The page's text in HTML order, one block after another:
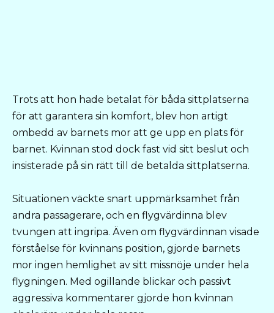
Trots att hon hade betalat för båda sittplatserna
för att garantera sin komfort, blev hon artigt
ombedd av barnets mor att ge upp en plats för
barnet. Kvinnan stod dock fast vid sitt beslut och
insisterade på sin rätt till de betalda sittplatserna.
Situationen väckte snart uppmärksamhet från
andra passagerare, och en flygvärdinna blev
tvungen att ingripa. Även om flygvärdinnan visade
förståelse för kvinnans position, gjorde barnets
mor ingen hemlighet av sitt missnöje under hela
flygningen. Med ogillande blickar och passivt
aggressiva kommentarer gjorde hon kvinnan